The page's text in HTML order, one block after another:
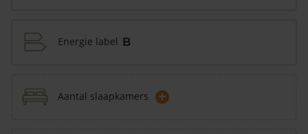
Energie label B
Aantal slaapkamers +